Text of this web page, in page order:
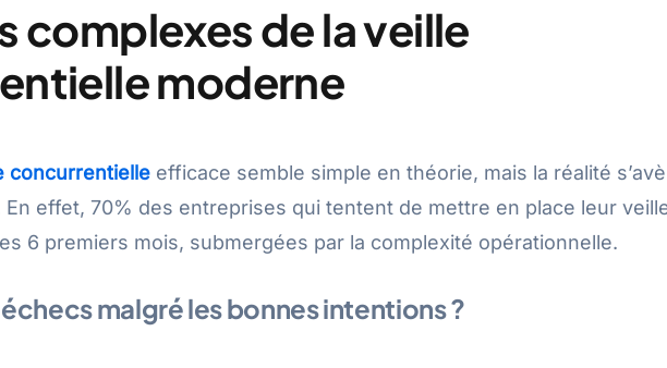
complexes de la veille
moderne
concurrentielleefficace semble simple en théorie, mais la réalité
En effet, 70% des entreprises qui tentent de mettre en place leur
6 premiers mois, submergées par la complexité opérationnelle.
malgré les bonnes intentions ?